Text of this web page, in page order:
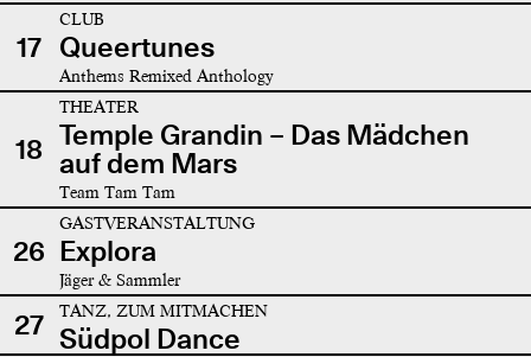
17
CLUB
Queertunes
Anthems Remixed Anthology
18
THEATER
Temple Grandin – Das Mädchen
auf dem Mars
Team Tam Tam
26
GASTVERANSTALTUNG
Explora
Jäger & Sammler
27 TANZ, ZUM MITMACHEN
Südpol Dance